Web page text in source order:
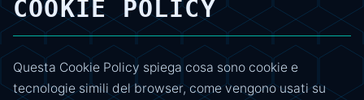
COOKIE POLICY
Questa Cookie Policy spiega cosa sono cookie e
tecnologie simili del browser, come vengono usati su